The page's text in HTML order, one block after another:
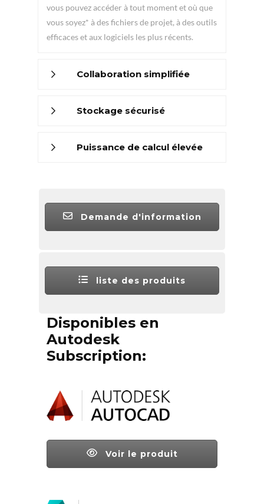
vous pouvez accéder à tout moment et où que
vous soyez* à des fichiers de projet, à des outils
efficaces et aux logiciels les plus récents.
Collaboration simplifiée
Stockage sécurisé
Puissance de calcul élevée
Demande d'information
liste des produits
Disponibles en
Autodesk
Subscription:
Voir le produit